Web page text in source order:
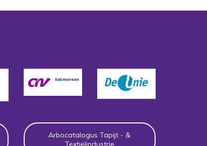
Arbocatalogus Tapijt - &
Textielindustrie